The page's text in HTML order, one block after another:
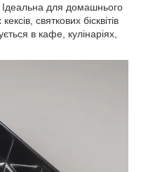
Ідеальна для домашнього
святкових бісквітів
в кафе, кулінаріях,